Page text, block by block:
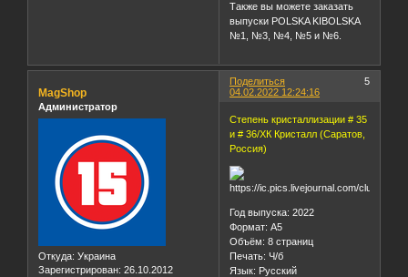
на fanzines@mail.ru.
Также вы можете заказать
выпуски POLSKA KIBOLSKA
Поделиться
MagShop
Администратор
Откуда:Украина
Степень кристаллизации # 35
и # 36/ХК Кристалл (Саратов,
Год выпуска: 2022
Формат: А5
Объём: 8 страниц
Печать: Ч/б